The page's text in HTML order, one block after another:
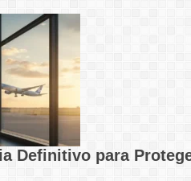
Definitivo para